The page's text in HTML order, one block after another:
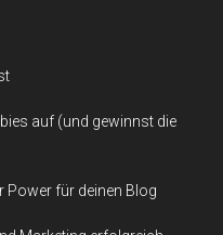
auf (und gewinnst die
Power für deinen Blog